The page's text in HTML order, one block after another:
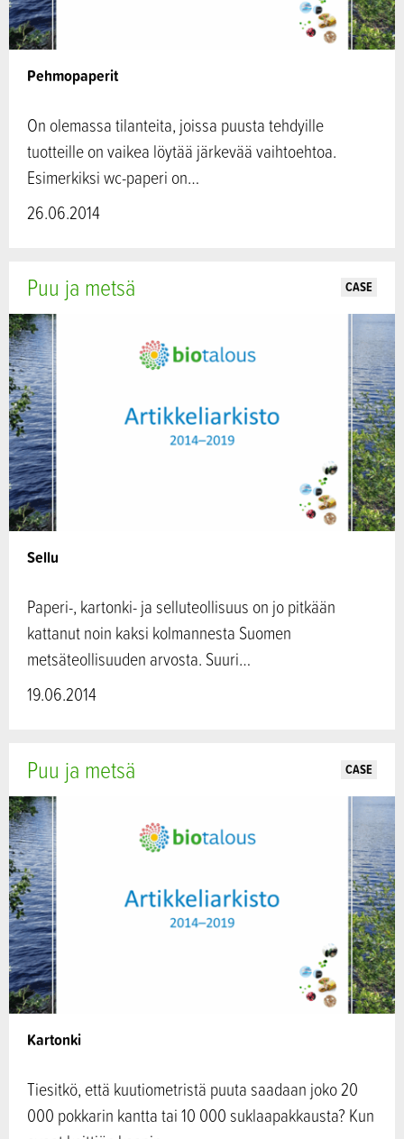
Pehmopaperit
On olemassa tilanteita, joissa puusta tehdyille
tuotteille on vaikea löytää järkevää vaihtoehtoa.
Esimerkiksi wc-paperi on…
26.06.2014
Sellu
Puu ja metsä CASE
Paperi-, kartonki- ja selluteollisuus on jo pitkään
kattanut noin kaksi kolmannesta Suomen
metsäteollisuuden arvosta. Suuri…
19.06.2014
Kartonki
Puu ja metsä CASE
Tiesitkö, että kuutiometristä puuta saadaan joko 20
000 pokkarin kantta tai 10 000 suklaapakkausta? Kun